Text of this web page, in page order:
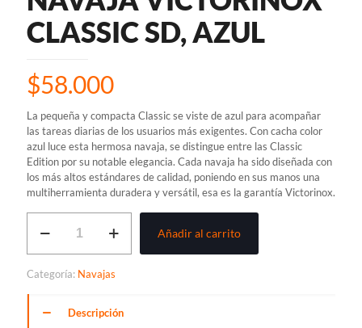
CLASSIC SD, AZUL
$58.000
La pequeña y compacta Classic se viste de azul para acompañar
las tareas diarias de los usuarios más exigentes. Con cacha color
azul luce esta hermosa navaja, se distingue entre las Classic
Edition por su notable elegancia. Cada navaja ha sido diseñada con
los más altos estándares de calidad, poniendo en sus manos una
multiherramienta duradera y versátil, esa es la garantía Victorinox.
VICTORINOX
AZUL
cantidad
Añadir al carrito
Categoría: Navajas
Descripción